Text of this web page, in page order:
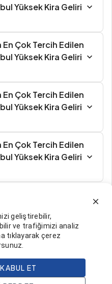
Yüksek Kira Geliri
Çok Tercih Edilen
Yüksek Kira Geliri
Çok Tercih Edilen
Yüksek Kira Geliri
Çok Tercih Edilen
Yüksek Kira Geliri
geliştirebilir,
ve trafiğimizi analiz
tıklayarak çerez
ET